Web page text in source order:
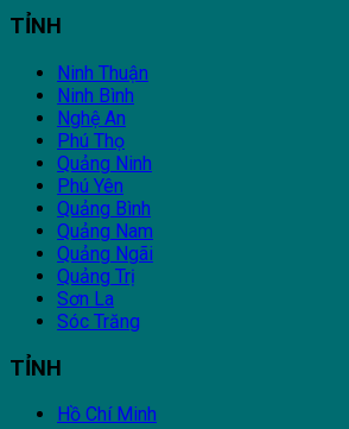
TỈNH
Ninh Thuận
Ninh Bình
Nghệ An
Phú Thọ
Quảng Ninh
Phú Yên
Quảng Bình
Quảng Nam
Quảng Ngãi
Quảng Trị
Sơn La
Sóc Trăng
TỈNH
Hồ Chí Minh